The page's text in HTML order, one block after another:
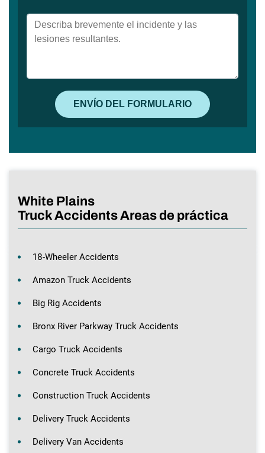
White Plains
Truck Accidents Areas de práctica
18-Wheeler Accidents
Amazon Truck Accidents
Big Rig Accidents
Bronx River Parkway Truck Accidents
Cargo Truck Accidents
Concrete Truck Accidents
Construction Truck Accidents
Delivery Truck Accidents
Delivery Van Accidents